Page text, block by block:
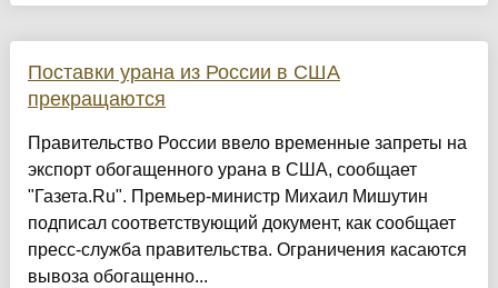
Поставки урана из России в США
прекращаются
Правительство России ввело временные запреты на
экспорт обогащенного урана в США, сообщает
"Газета.Ru". Премьер-министр Михаил Мишутин
подписал соответствующий документ, как сообщает
пресс-служба правительства. Ограничения касаются
вывоза обогащенно...